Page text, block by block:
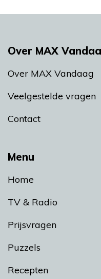
Menu
Home
TV & Radio
Prijsvragen
Puzzels
Recepten
Over MAX
Over MAX Vandaag
Veelgestelde vragen
Contact